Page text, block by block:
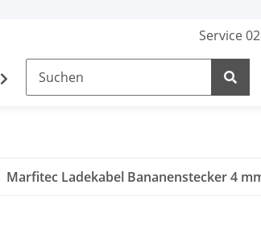
Service
Stecker / Buchsen Lade- /
Marfitec Ladekabel Bananenstecker 4